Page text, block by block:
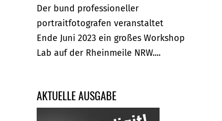
Der bund professioneller
portraitfotografen veranstaltet
Ende Juni 2023 ein großes Workshop
Lab auf der Rheinmeile NRW....
AKTUELLE AUSGABE